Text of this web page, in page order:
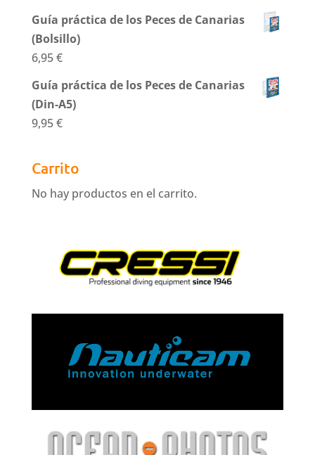
Guía práctica de los Peces de Canarias
(Bolsillo)
6,95€
Guía práctica de los Peces de Canarias
(Din-A5)
9,95€
Carrito
No hay productos en el carrito.